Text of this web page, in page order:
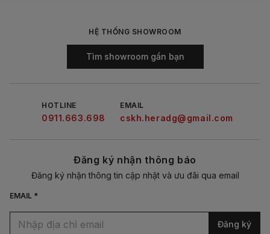
HỆ THỐNG SHOWROOM
Tìm showroom gần bạn
HOTLINE
0911.663.698
EMAIL
cskh.heradg@gmail.com
Đăng ký nhận thông báo
Đăng ký nhận thông tin cập nhật và ưu đãi qua email
EMAIL *
Đăng ký